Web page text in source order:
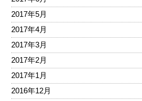
2017年5月
2017年4月
2017年3月
2017年2月
2017年1月
2016年12月